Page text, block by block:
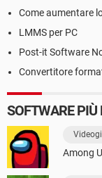
Come aumentare
LMMS per PC
Post-it Software
Convertitore
SOFTWARE
Among